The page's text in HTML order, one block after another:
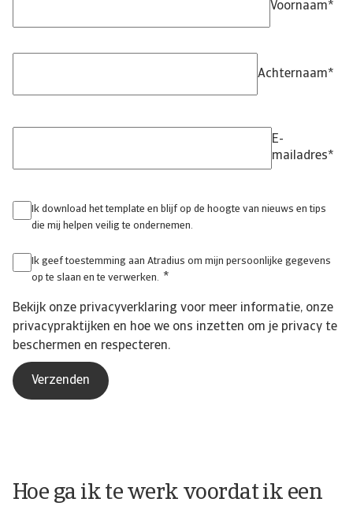
Voornaam*
Achternaam*
E-
mailadres*
Ik download het template en blijf op de hoogte van nieuws en tips
die mij helpen veilig te ondernemen.
Ik geef toestemming aan Atradius om mijn persoonlijke gegevens
op te slaan en te verwerken. *
Bekijk onze privacyverklaring voor meer informatie, onze
privacypraktijken en hoe we ons inzetten om je privacy te
beschermen en respecteren.
Hoe ga ik te werk voordat ik een